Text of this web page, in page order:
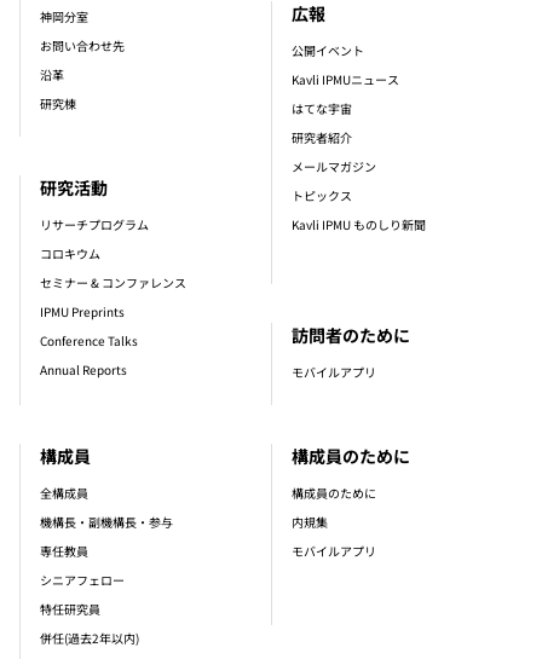
神岡分室
お問い合わせ先
沿革
研究棟
構成員
全構成員
機構長・副機構長・参与
専任教員
シニアフェロー
特任研究員
併任(過去2年以内)
研究活動
リサーチプログラム
コロキウム
セミナー & コンファレンス
IPMU Preprints
Conference Talks
Annual Reports
広報
公開イベント
Kavli IPMUニュース
はてな宇宙
研究者紹介
メールマガジン
トピックス
Kavli IPMU ものしり新聞
訪問者のために
モバイルアプリ
構成員のために
構成員のために
内規集
モバイルアプリ